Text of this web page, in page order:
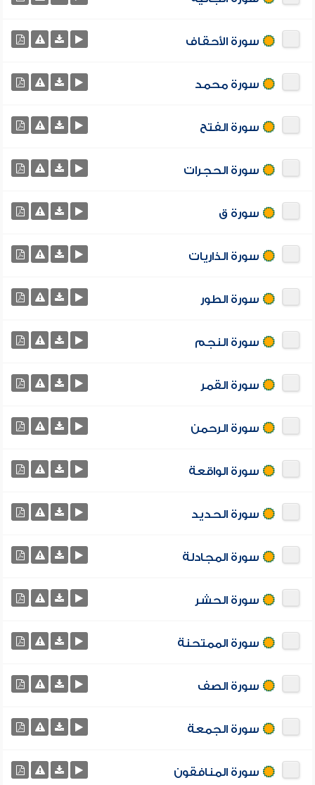
سورة الأحقاف
سورة محمد
سورة الفتح
سورة الحجرات
سورة ق
سورة الذاريات
سورة الطور
سورة النجم
سورة القمر
سورة الرحمن
سورة الواقعة
سورة الحديد
سورة المجادلة
سورة الحشر
سورة الممتحنة
سورة الصف
سورة الجمعة
سورة المنافقون